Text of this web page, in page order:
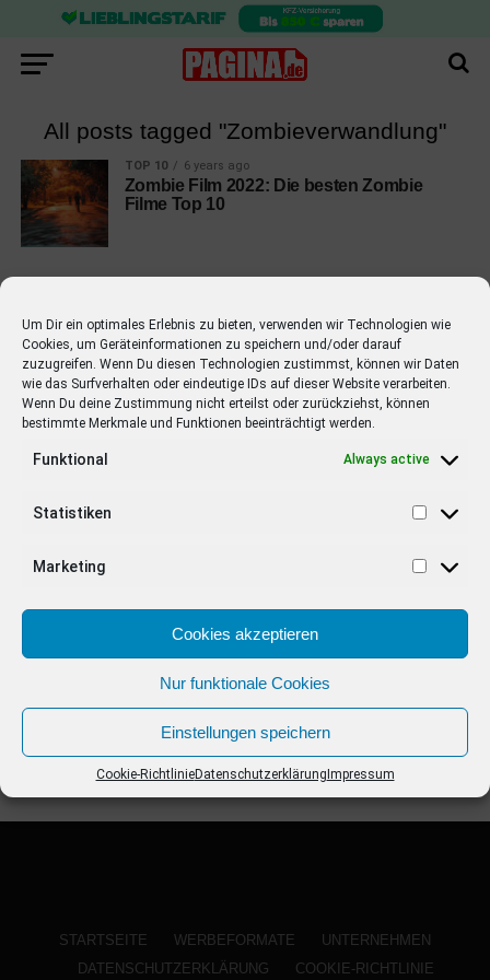
Um Dir ein optimales Erlebnis zu bieten, verwenden wir Technologien wie
Cookies, um Geräteinformationen zu speichern und/oder darauf
zuzugreifen. Wenn Du diesen Technologien zustimmst, können wir Daten
wie das Surfverhalten oder eindeutige IDs auf dieser Website verarbeiten.
Wenn Du deine Zustimmung nicht erteilst oder zurückziehst, können
bestimmte Merkmale und Funktionen beeinträchtigt werden.
Funktional Always active
Statistiken
Marketing
Cookies akzeptieren
Nur funktionale Cookies
Einstellungen speichern
Cookie-RichtlinieDatenschutzerklärung Impressum
All posts tagged "Zombieverwandlung"
TOP 10 6 years ago
Zombie Film 2022: Die besten Zombie
Filme Top 10
EMPFOHLEN
STARS 4 years ago
Barbara Schöneberger Moderatorin
von “Verstehen Sie Spaß?”
STARTSEITE WERBEFORMATE
UNTERNEHMEN
DATENSCHUTZERKLÄRUNG
COOKIE-RICHTLINIE